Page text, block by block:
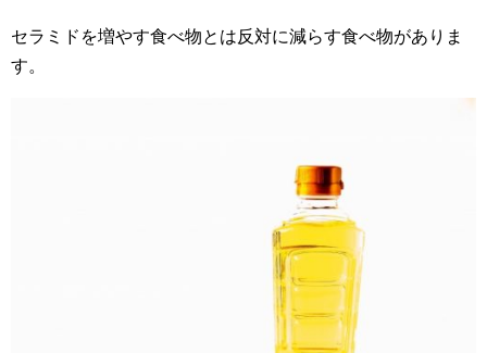
セラミドを増やす食べ物とは反対に減らす食べ物がありま
す。